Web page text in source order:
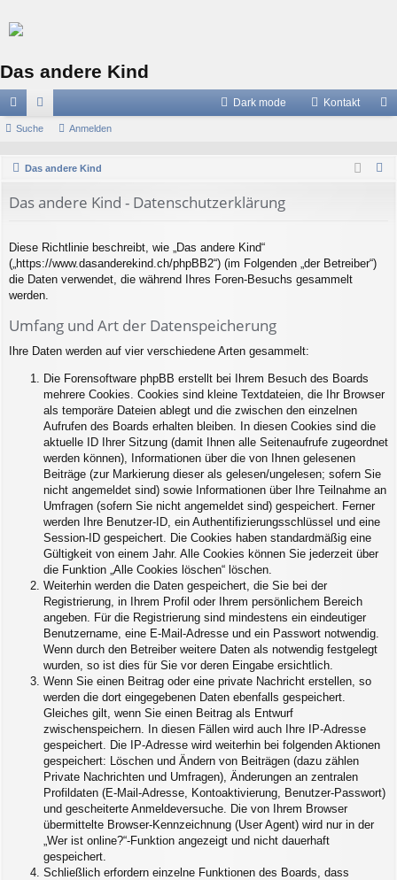
Das andere Kind
ch
ug
or
Dark mode Kontakt
Suche Anmelden
Das andere Kind
Das andere Kind - Datenschutzerklärung
Diese Richtlinie beschreibt, wie „Das andere Kind“
(„https://www.dasanderekind.ch/phpBB2“) (im Folgenden „der Betreiber“)
die Daten verwendet, die während Ihres Foren-Besuchs gesammelt
werden.
Umfang und Art der Datenspeicherung
Ihre Daten werden auf vier verschiedene Arten gesammelt:
Die Forensoftware phpBB erstellt bei Ihrem Besuch des Boards
mehrere Cookies. Cookies sind kleine Textdateien, die Ihr Browser
als temporäre Dateien ablegt und die zwischen den einzelnen
Aufrufen des Boards erhalten bleiben. In diesen Cookies sind die
aktuelle ID Ihrer Sitzung (damit Ihnen alle Seitenaufrufe zugeordnet
werden können), Informationen über die von Ihnen gelesenen
Beiträge (zur Markierung dieser als gelesen/ungelesen; sofern Sie
nicht angemeldet sind) sowie Informationen über Ihre Teilnahme an
Umfragen (sofern Sie nicht angemeldet sind) gespeichert. Ferner
werden Ihre Benutzer-ID, ein Authentifizierungsschlüssel und eine
Session-ID gespeichert. Die Cookies haben standardmäßig eine
Gültigkeit von einem Jahr. Alle Cookies können Sie jederzeit über
die Funktion „Alle Cookies löschen“ löschen.
Weiterhin werden die Daten gespeichert, die Sie bei der
Registrierung, in Ihrem Profil oder Ihrem persönlichem Bereich
angeben. Für die Registrierung sind mindestens ein eindeutiger
Benutzername, eine E-Mail-Adresse und ein Passwort notwendig.
Wenn durch den Betreiber weitere Daten als notwendig festgelegt
wurden, so ist dies für Sie vor deren Eingabe ersichtlich.
Wenn Sie einen Beitrag oder eine private Nachricht erstellen, so
werden die dort eingegebenen Daten ebenfalls gespeichert.
Gleiches gilt, wenn Sie einen Beitrag als Entwurf
zwischenspeichern. In diesen Fällen wird auch Ihre IP-Adresse
gespeichert. Die IP-Adresse wird weiterhin bei folgenden Aktionen
gespeichert: Löschen und Ändern von Beiträgen (dazu zählen
Private Nachrichten und Umfragen), Änderungen an zentralen
Profildaten (E-Mail-Adresse, Kontoaktivierung, Benutzer-Passwort)
und gescheiterte Anmeldeversuche. Die von Ihrem Browser
übermittelte Browser-Kennzeichnung (User Agent) wird nur in der
„Wer ist online?“-Funktion angezeigt und nicht dauerhaft
gespeichert.
Schließlich erfordern einzelne Funktionen des Boards, dass